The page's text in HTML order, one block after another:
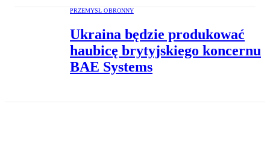
PRZEMYSŁ OBRONNY
Ukraina będzie produkować
haubicę brytyjskiego koncernu
BAE Systems